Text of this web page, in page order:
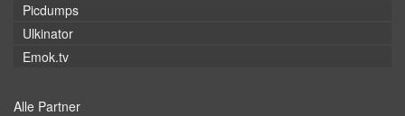
Picdumps
Ulkinator
Emok.tv
Alle Partner